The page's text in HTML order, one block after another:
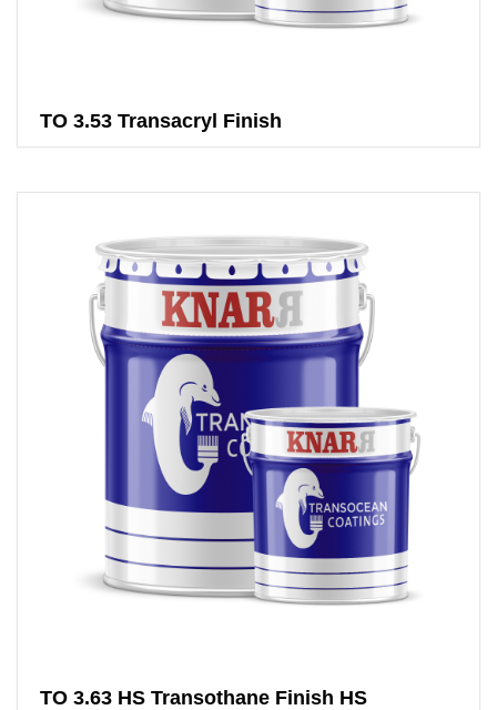
TO 3.53 Transacryl Finish
TO 3.63 HS Transothane Finish HS